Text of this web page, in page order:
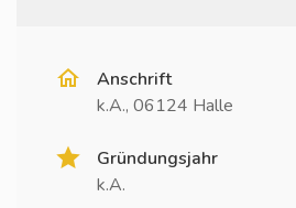
Anschrift
k.A., 06124 Halle
Gründungsjahr
k.A.